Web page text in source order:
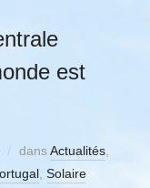
est
dansActualités,
, Solaire